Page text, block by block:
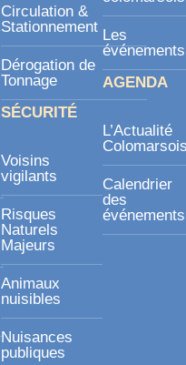
Circulation &
Stationnement
Dérogation de
Tonnage
SÉCURITÉ
Voisins
vigilants
Risques
Naturels
Majeurs
Animaux
nuisibles
Nuisances
publiques
Les
événements
AGENDA
L’Actualité
Calendrier
des
événements